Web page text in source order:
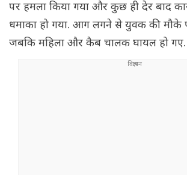
पर हमला किया गया और कुछ ही देर बाद
धमाका हो गया. आग लगने से युवक की मौके
जबकि महिला और कैब चालक घायल हो गए.